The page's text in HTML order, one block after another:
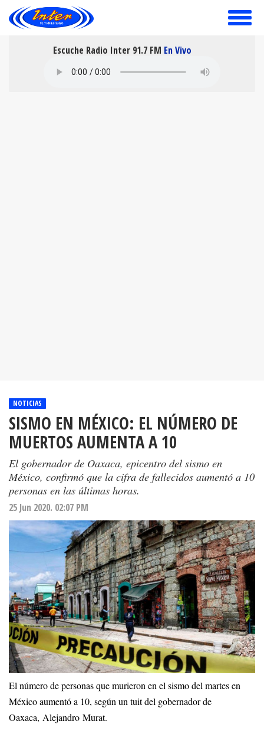
toggle
Escuche Radio Inter 91.7 FM En Vivo
NOTICIAS
SISMO EN MÉXICO: EL NÚMERO DE
MUERTOS AUMENTA A 10
El gobernador de Oaxaca, epicentro del sismo en
México, confirmó que la cifra de fallecidos aumentó a 10
personas en las últimas horas.
25 Jun 2020. 02:07 PM
El número de personas que murieron en el sismo del martes en
México aumentó a 10, según un tuit del gobernador de
Oaxaca, Alejandro Murat.